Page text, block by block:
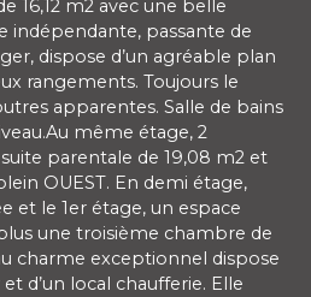
16,12 m2 avec une belle
indépendante, passante de
dispose d’un agréable plan
rangements. Toujours le
apparentes. Salle de bains
même étage, 2
parentale de 19,08 m2 et
OUEST. En demi étage,
et le 1er étage, un espace
une troisième chambre de
charme exceptionnel dispose
et d’un local chaufferie. Elle